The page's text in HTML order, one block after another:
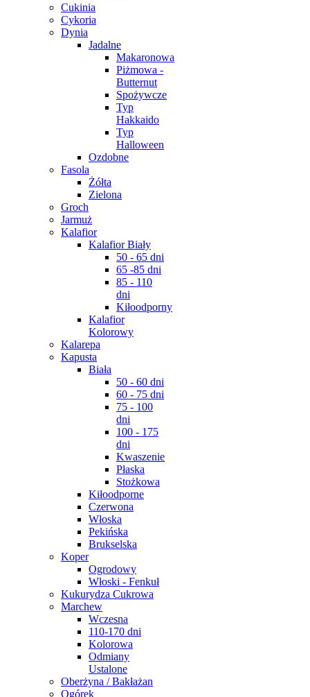
Cukinia
Cykoria
Dynia
Jadalne
Makaronowa
Piżmowa -
Butternut
Spożywcze
Typ
Hakkaido
Typ
Halloween
Ozdobne
Fasola
Żółta
Zielona
Groch
Jarmuż
Kalafior
Kalafior Biały
50 - 65 dni
65 -85 dni
85 - 110
dni
Kiłoodporny
Kalafior
Kolorowy
Kalarepa
Kapusta
Biała
50 - 60 dni
60 - 75 dni
75 - 100
dni
100 - 175
dni
Kwaszenie
Płaska
Stożkowa
Kiłoodporne
Czerwona
Włoska
Pekińska
Brukselska
Koper
Ogrodowy
Włoski - Fenkuł
Kukurydza Cukrowa
Marchew
Wczesna
110-170 dni
Kolorowa
Odmiany
Ustalone
Oberżyna / Bakłażan
Ogórek